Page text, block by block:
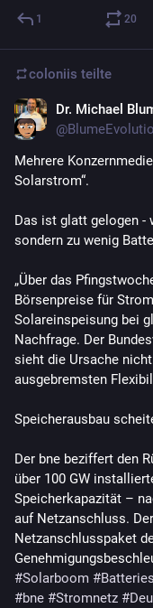
1 20
coloniis teilte
Dr. Michael
@
Mehrere
Solarstrom“.
Das ist glatt gelogen -
sondern zu wenig
„Über das
Börsenpreise für
Solareinspeisung bei
Nachfrage. Der
sieht die Ursache
ausgebremsten
Speicherausbau
Der bne beziffert den
über 100 GW
Speicherkapazität –
auf Netzanschluss.
Netzanschlusspaket
#Solarboom #
#bne #Stromnetz #